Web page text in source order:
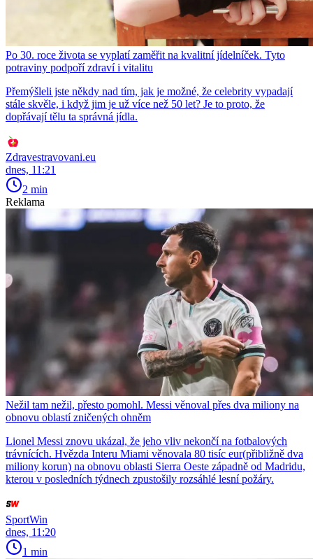
Po 30. roce života se vyplatí zaměřit na kvalitní jídelníček. Tyto
potraviny podpoří zdraví i vitalitu
Přemýšleli jste někdy nad tím, jak je možné, že celebrity vypadají
stále skvěle, i když jim je už více než 50 let? Je to proto, že
dopřávají tělu ta správná jídla.
Zdravestravovani.eu
dnes, 11:21
2 min
Reklama
Nežil tam nežil, přesto pomohl. Messi věnoval přes dva miliony na
obnovu oblastí zničených ohněm
Lionel Messi znovu ukázal, že jeho vliv nekončí na fotbalových
trávnících. Hvězda Interu Miami věnovala 80 tisíc eur(přibližně dva
miliony korun) na obnovu oblasti Sierra Oeste západně od Madridu,
kterou v posledních týdnech zpustošily rozsáhlé lesní požáry.
SportWin
dnes, 11:20
1 min